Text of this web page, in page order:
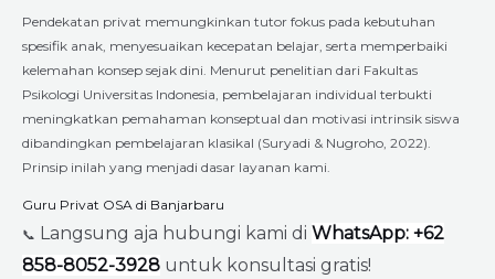
Pendekatan privat memungkinkan tutor fokus pada kebutuhan
spesifik anak, menyesuaikan kecepatan belajar, serta memperbaiki
kelemahan konsep sejak dini. Menurut penelitian dari Fakultas
Psikologi Universitas Indonesia, pembelajaran individual terbukti
meningkatkan pemahaman konseptual dan motivasi intrinsik siswa
dibandingkan pembelajaran klasikal (Suryadi & Nugroho, 2022).
Prinsip inilah yang menjadi dasar layanan kami.
Guru Privat OSA di Banjarbaru
📞 Langsung aja hubungi kami di WhatsApp: +62
858-8052-3928 untuk konsultasi gratis!